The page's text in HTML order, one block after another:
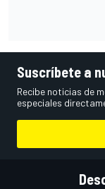
Suscríbete a
Recibe noticias de
especiales